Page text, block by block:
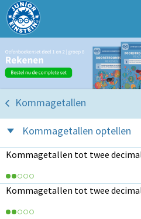
Kommagetallen
Kommagetallen optellen
Kommagetallen tot twee
Kommagetallen tot twee